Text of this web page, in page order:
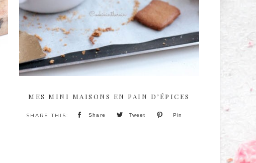
MES MINI MAISONS EN PAIN D’ÉPICES
Share Tweet Pin